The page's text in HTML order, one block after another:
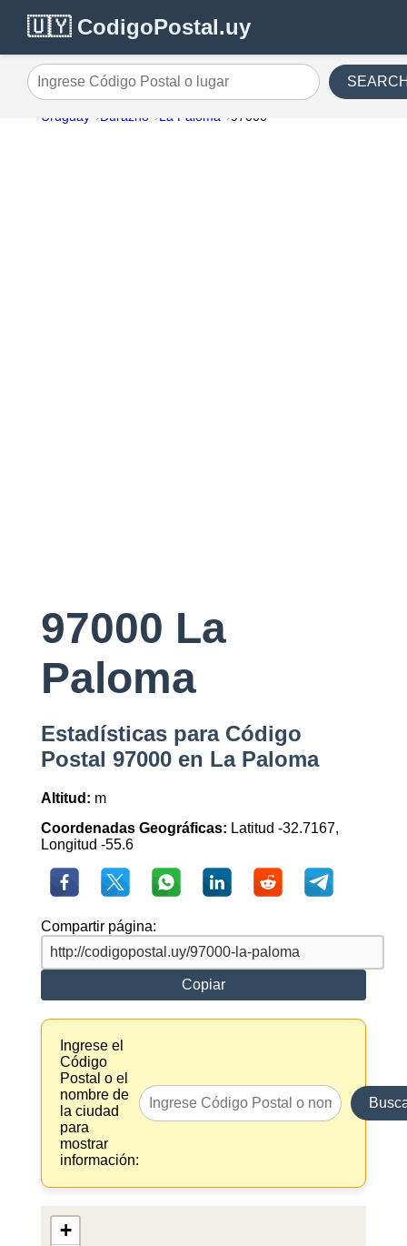
🇺🇾 CodigoPostal.uy
Ingrese Código Postal o lugar
Uruguay Durazno La Paloma 97000
97000 La
Paloma
Estadísticas para Código
Postal 97000 en La Paloma
Altitud: m
Coordenadas Geográficas: Latitud -32.7167,
Longitud -55.6
Compartir página:
Copiar
Ingrese el
Código
Postal o el
nombre de
la ciudad
para
mostrar
información:
+